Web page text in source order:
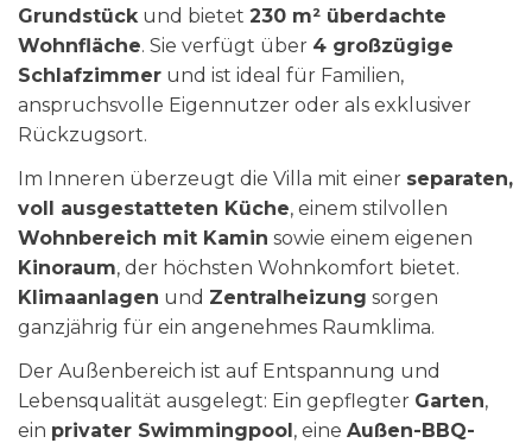
Grundstückund bietet 230 m² überdachte
Wohnfläche. Sie verfügt über 4 großzügige
Schlafzimmer und ist ideal für Familien,
anspruchsvolle Eigennutzer oder als exklusiver
Rückzugsort.
Im Inneren überzeugt die Villa mit einer separaten,
voll ausgestatteten Küche, einem stilvollen
Wohnbereich mit Kamin sowie einem eigenen
Kinoraum, der höchsten Wohnkomfort bietet.
Klimaanlagen und Zentralheizung sorgen
ganzjährig für ein angenehmes Raumklima.
Der Außenbereich ist auf Entspannung und
Lebensqualität ausgelegt: Ein gepflegter Garten,
ein privater Swimmingpool, eine Außen-BBQ-